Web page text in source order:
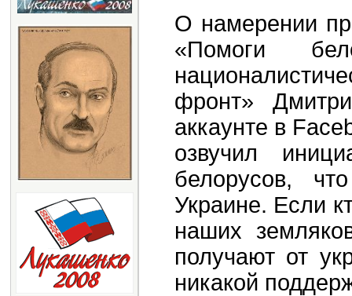
О намерении
«Помоги
фронт»
аккаунте в
озвучил
белорусов,
Украине. Если
наших
получают от
никакой